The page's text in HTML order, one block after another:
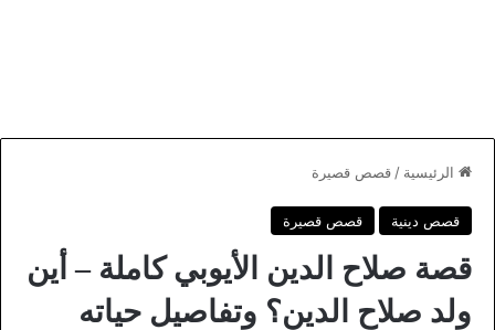
الرئيسية / قصص قصيرة
قصص دينية قصص قصيرة
قصة صلاح الدين الأيوبي كاملة – أين
ولد صلاح الدين؟ وتفاصيل حياته